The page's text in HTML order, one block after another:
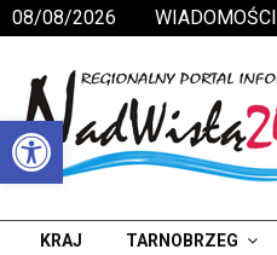
Otwórz pasek narzędzi
08/08/2026 WIADOMOŚCI
KRAJ TARNOBRZEG